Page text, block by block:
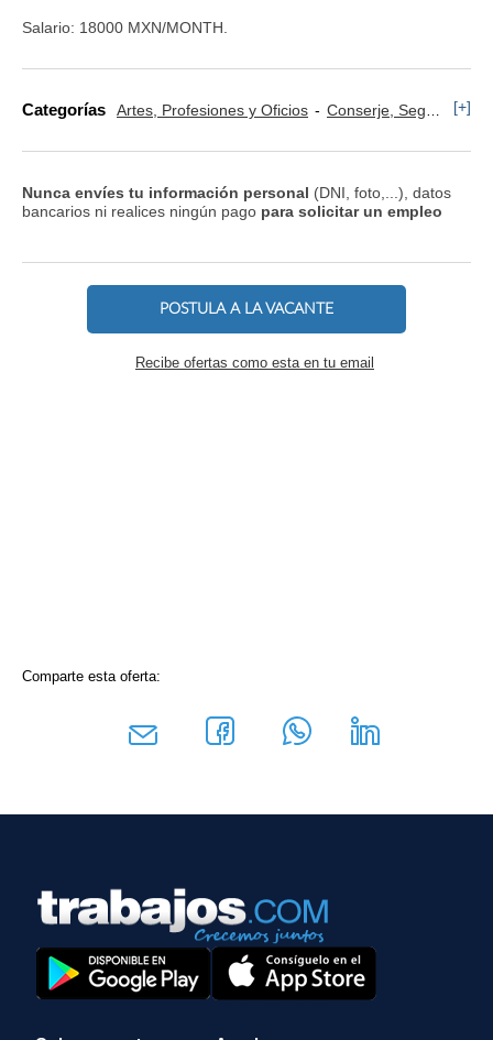
Salario: 18000 MXN/MONTH.
Categorías Artes, Profesiones y Oficios Conserje, Seguridad y Control de Accesos [+]
Nunca envíes tu información personal (DNI, foto,...), datos
bancarios ni realices ningún pago para solicitar un empleo
POSTULA A LA VACANTE
Recibe ofertas como esta en tu email
Comparte esta oferta: